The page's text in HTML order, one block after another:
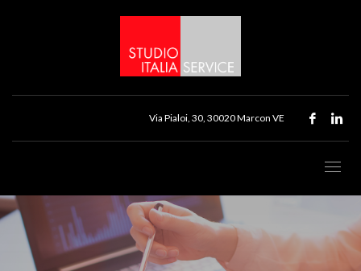
Via Pialoi, 30, 30020 Marcon VE